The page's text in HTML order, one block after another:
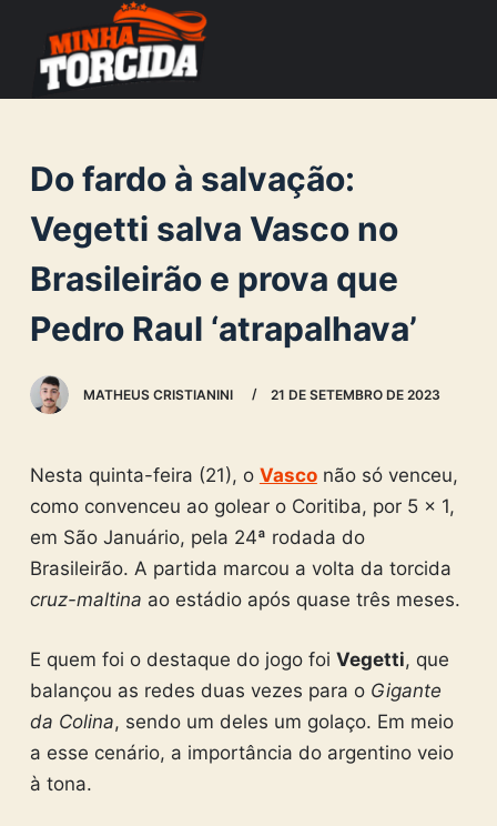
c
e
Do fardo à salvação:
Vegetti salva Vasco no
Brasileirão e prova que
Pedro Raul ‘atrapalhava’
MATHEUS CRISTIANINI 21 DE SETEMBRO DE 2023
Nesta quinta-feira (21), o Vasconão só venceu,
como convenceu ao golear o Coritiba, por 5 x 1,
em São Januário, pela 24ª rodada do
Brasileirão. A partida marcou a volta da torcida
cruz-maltina ao estádio após quase três meses.
E quem foi o destaque do jogo foi Vegetti, que
balançou as redes duas vezes para oGigante
da Colina, sendo um deles um golaço. Em meio
a esse cenário, a importância do argentino veio
à tona.